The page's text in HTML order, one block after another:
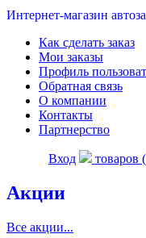
Интернет-магазин
Как сделать заказ
Мои заказы
Профиль
Обратная связь
О компании
Контакты
Партнерство
Вход товаров
Акции
Все акции...